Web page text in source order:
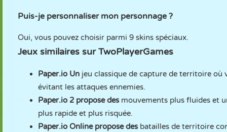
Puis-je personnaliser mon personnage ?
Oui, vous pouvez choisir parmi 9 skins spéciaux.
Jeux similaires sur TwoPlayerGames
Paper.io Un jeu classique de capture de territoire où
évitant les attaques ennemies.
Paper.io 2 propose des mouvements plus fluides et
plus rapide et plus risquée.
Paper.io Onlinepropose des batailles de territoire